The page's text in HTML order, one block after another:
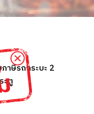
าษีรถกระบะ 2
ะตู